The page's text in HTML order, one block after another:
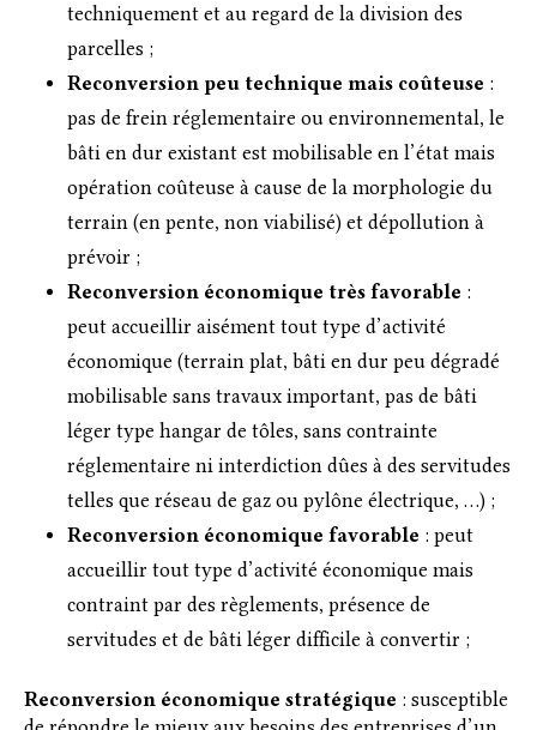
techniquement et au regard de la division des
parcelles ;
Reconversion peu technique mais coûteuse :
pas de frein réglementaire ou environnemental, le
bâti en dur existant est mobilisable en l’état mais
opération coûteuse à cause de la morphologie du
terrain (en pente, non viabilisé) et dépollution à
prévoir ;
Reconversion économique très favorable :
peut accueillir aisément tout type d’activité
économique (terrain plat, bâti en dur peu dégradé
mobilisable sans travaux important, pas de bâti
léger type hangar de tôles, sans contrainte
réglementaire ni interdiction dûes à des servitudes
telles que réseau de gaz ou pylône électrique, …) ;
Reconversion économique favorable : peut
accueillir tout type d’activité économique mais
contraint par des règlements, présence de
servitudes et de bâti léger difficile à convertir ;
Reconversion économique stratégique : susceptible